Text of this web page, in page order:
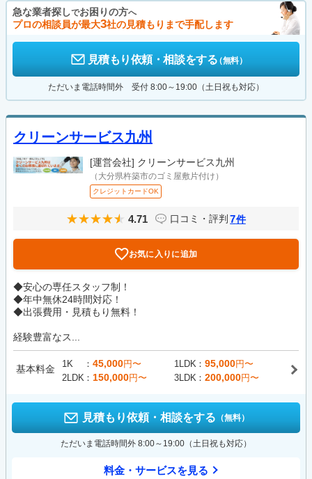
急な業者探しでお困りの方へ
プロの相談員が最大3社の見積もりまで手配します
見積もり依頼・相談をする（無料）
ただいま電話時間外 受付 8:00～19:00（土日祝も対応）
クリーンサービス九州
[運営会社] クリーンサービス九州
（大分県杵築市のゴミ屋敷片付け）
クレジットカードOK
4.71 口コミ・評判 7件
お気に入りに追加
◆安心の専任スタッフ制！
◆年中無休24時間対応！
◆出張費用・見積もり無料！
経験豊富なス...
基本料金 1K 45,000円〜 1LDK 95,000円〜
2LDK
150,000円〜 3LDK 200,000円〜
見積もり依頼・相談をする （無料）
ただいま電話時間外 8:00～19:00（土日祝も対応）
料金・サービスを見る